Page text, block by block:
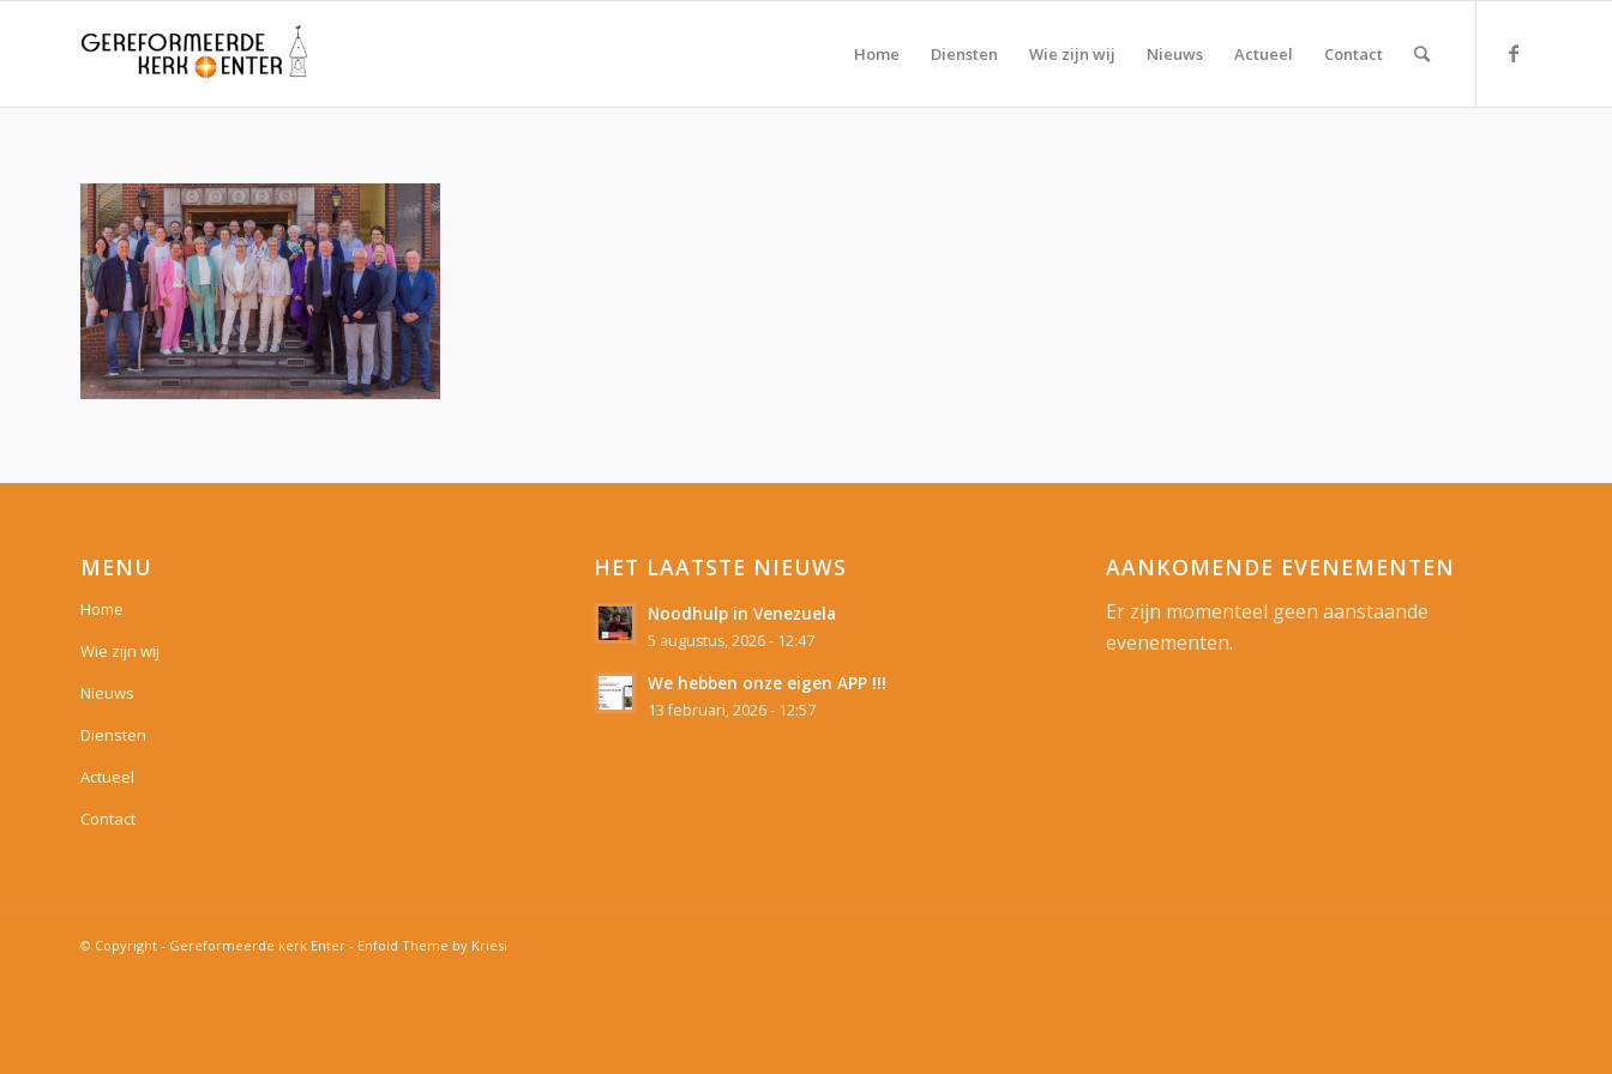
Home Diensten Wie zijn wij Nieuws Actueel Contact
MENU
Home
Wie zijn wij
Nieuws
Diensten
Actueel
Contact
HET LAATSTE NIEUWS
Noodhulp in Venezuela
5 augustus, 2026 - 12:47
We hebben onze eigen APP !!!
13 februari, 2026 - 12:57
AANKOMENDE EVENEMENTEN
Er zijn momenteel geen aanstaande
evenementen.
© Copyright - Gereformeerde kerk Enter - Enfold Theme by Kriesi